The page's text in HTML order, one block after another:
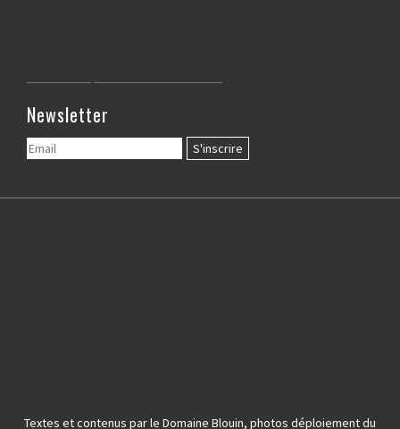
Newsletter
Textes et contenus par le Domaine Blouin, photos déploiement du